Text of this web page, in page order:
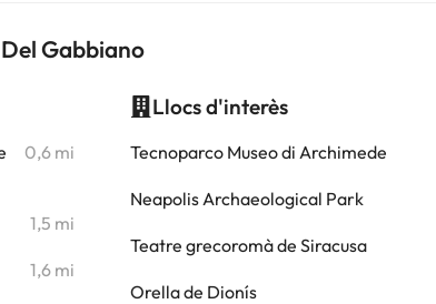
Gabbiano
0,6 mi
1,5 mi
1,6 mi
Llocs d'interès
Tecnoparco Museo di Archimede
Neapolis Archaeological Park
Teatre grecoromà de Siracusa
Orella de Dionís